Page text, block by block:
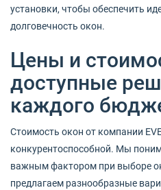
установки, чтобы обеспечить
долговечность окон.
Цены и
доступные
каждого
Стоимость окон от компании
конкурентоспособной. Мы
важным фактором при выборе
предлагаем разнообразные